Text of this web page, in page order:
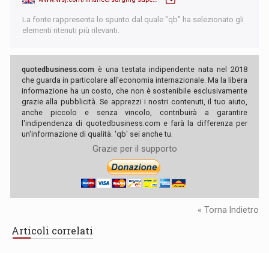
La fonte rappresenta lo spunto dal quale "qb" ha selezionato gli
elementi ritenuti più rilevanti.
quotedbusiness.com è una testata indipendente nata nel 2018
che guarda in particolare all'economia internazionale. Ma la libera
informazione ha un costo, che non è sostenibile esclusivamente
grazie alla pubblicità. Se apprezzi i nostri contenuti, il tuo aiuto,
anche piccolo e senza vincolo, contribuirà a garantire
l'indipendenza di quotedbusiness.com e farà la differenza per
un'informazione di qualità. 'qb' sei anche tu.
Grazie per il supporto
« Torna Indietro
Articoli correlati